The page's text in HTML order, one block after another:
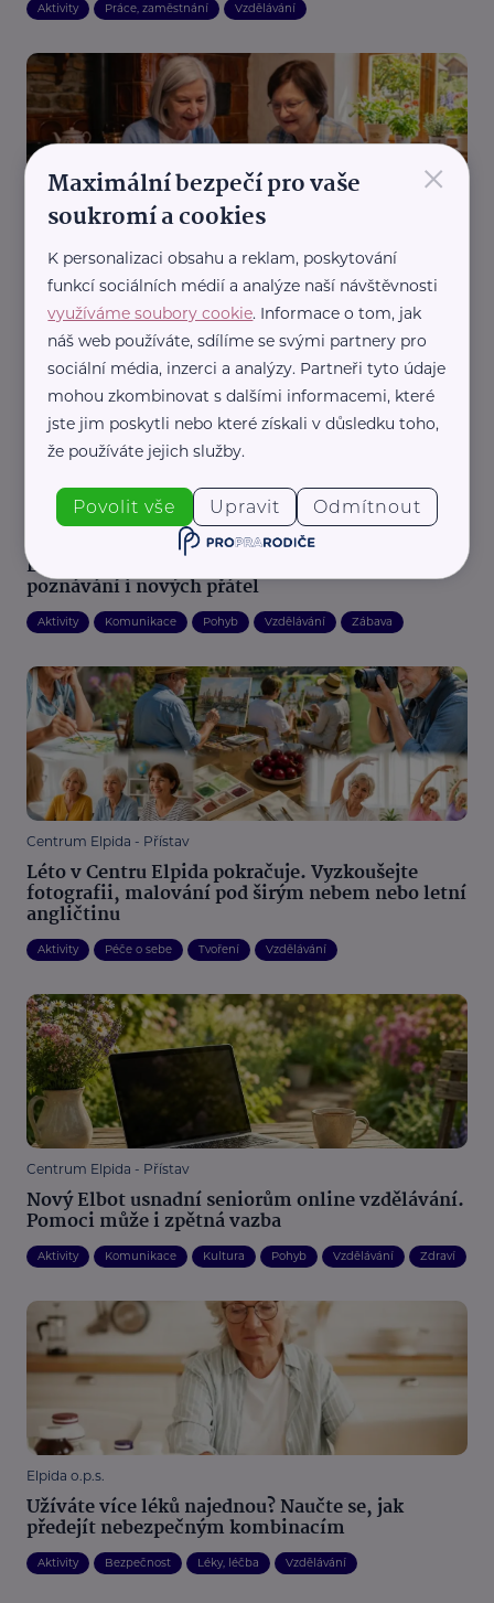
Aktivity Práce, zaměstnání Vzdělávání
Centrum Elpida - Přístav
Elbot.cz zve seniory na bezplatné online lekce. V
srpnu nabídne jógu, IT i trénink paměti
Aktivity Komunikace Pohyb Vzdělávání
Centrum Elpida - Přístav
Elpida zve seniory na podzim plný pohybu,
poznávání i nových přátel
Aktivity Komunikace Pohyb Vzdělávání Zábava
Centrum Elpida - Přístav
Léto v Centru Elpida pokračuje. Vyzkoušejte
fotografii, malování pod širým nebem nebo letní
angličtinu
Aktivity Péče o sebe Tvoření Vzdělávání
Centrum Elpida - Přístav
Nový Elbot usnadní seniorům online vzdělávání.
Pomoci může i zpětná vazba
Aktivity Komunikace Kultura Pohyb Vzdělávání Zdraví
Elpida o.p.s.
Užíváte více léků najednou? Naučte se, jak
předejít nebezpečným kombinacím
Aktivity Bezpečnost Léky, léčba Vzdělávání
×
Maximální bezpečí pro vaše
soukromí a cookies
K personalizaci obsahu a reklam, poskytování
funkcí sociálních médií a analýze naší návštěvnosti
využíváme soubory cookie. Informace o tom, jak
náš web používáte, sdílíme se svými partnery pro
sociální média, inzerci a analýzy. Partneři tyto údaje
mohou zkombinovat s dalšími informacemi, které
jste jim poskytli nebo které získali v důsledku toho,
že používáte jejich služby.
Povolit vše Upravit Odmítnout